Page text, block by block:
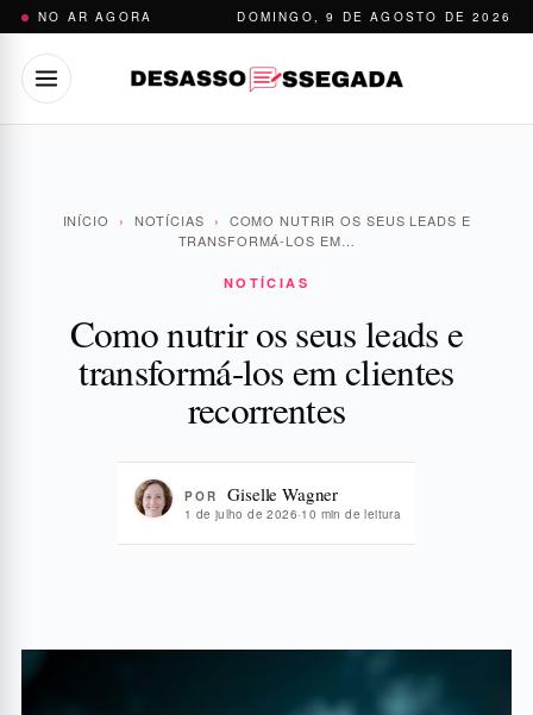
Pular
conteúdo
NO AR AGORA DOMINGO, 9 DE AGOSTO DE 2026
INÍCIO › NOTÍCIAS ›
COMO NUTRIR OS SEUS LEADS E
TRANSFORMÁ-LOS EM…
NOTÍCIAS
Como nutrir os seus leads e
transformá-los em clientes
recorrentes
POR Giselle Wagner
1 de julho de 2026·10 min de leitura